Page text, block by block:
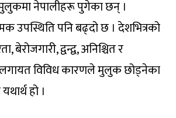
नेपालीहरू पुगेका छन् ।
उपस्थिति पनि बढ्दो छ । देशभित्रको
बेरोजगारी, द्वन्द्व, अनिश्चित र
विविध कारणले मुलुक छोड्नेका
हो ।